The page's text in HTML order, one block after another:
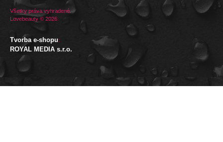
Všetky práva vyhradené.
Lovebeauty © 2026
Tvorba e-shopu:
ROYAL MEDIA s.r.o.